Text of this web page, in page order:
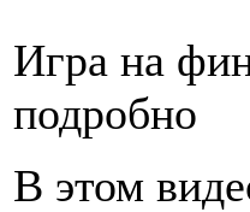
Игра на
подробно
В этом